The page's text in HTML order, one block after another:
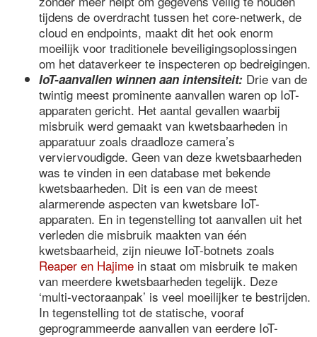
tijdens de overdracht tussen het core-netwerk, de
cloud en endpoints, maakt dit het ook enorm
moeilijk voor traditionele beveiligingsoplossingen
om het dataverkeer te inspecteren op bedreigingen.
IoT-aanvallen winnen aan intensiteit: Drie van de
twintig meest prominente aanvallen waren op IoT-
apparaten gericht. Het aantal gevallen waarbij
misbruik werd gemaakt van kwetsbaarheden in
apparatuur zoals draadloze camera’s
verviervoudigde. Geen van deze kwetsbaarheden
was te vinden in een database met bekende
kwetsbaarheden. Dit is een van de meest
alarmerende aspecten van kwetsbare IoT-
apparaten. En in tegenstelling tot aanvallen uit het
verleden die misbruik maakten van één
kwetsbaarheid, zijn nieuwe IoT-botnets zoals
Reaper en Hajime in staat om misbruik te maken
van meerdere kwetsbaarheden tegelijk. Deze
‘multi-vectoraanpak’ is veel moeilijker te bestrijden.
In tegenstelling tot de statische, vooraf
geprogrammeerde aanvallen van eerdere IoT-